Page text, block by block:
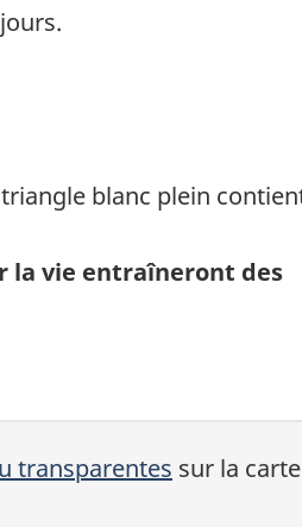
la vie entraîneront des
transparentes sur la carte